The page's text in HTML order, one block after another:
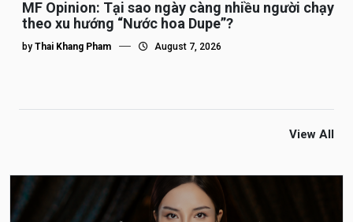
MF Opinion: Tại sao ngày càng nhiều người chạy
theo xu hướng “Nước hoa Dupe”?
by Thai Khang Pham August 7, 2026
View All